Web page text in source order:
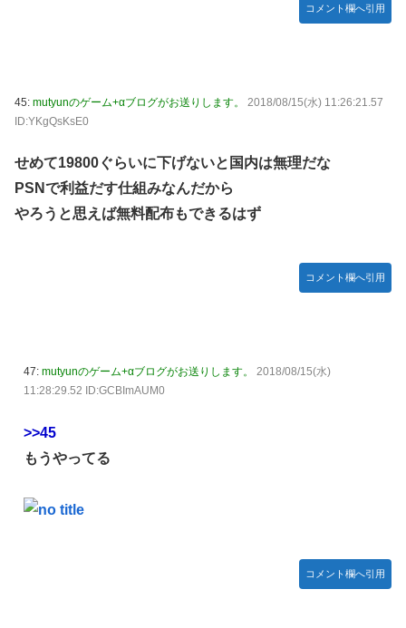
コメント欄へ引用
45: mutyunのゲーム+αブログがお送りします。
2018/08/15(水) 11:26:21.57
ID:YKgQsKsE0
せめて19800ぐらいに下げないと国内は無理だな
PSNで利益だす仕組みなんだから
やろうと思えば無料配布もできるはず
コメント欄へ引用
47: mutyunのゲーム+αブログがお送りします。
2018/08/15(水)
11:28:29.52 ID:GCBImAUM0
>>45
もうやってる
コメント欄へ引用